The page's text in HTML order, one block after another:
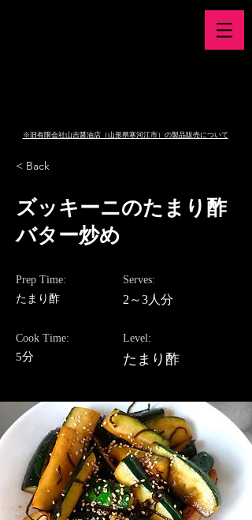
​※旧有限会社山吉醤油店（山形県寒河江市）の製品販売について
< Back
ズッキーニのたまり酢
バター炒め
Prep Time:
たまり酢
Cook Time:
5分
Serves:
2～3人分
Level:
たまり酢